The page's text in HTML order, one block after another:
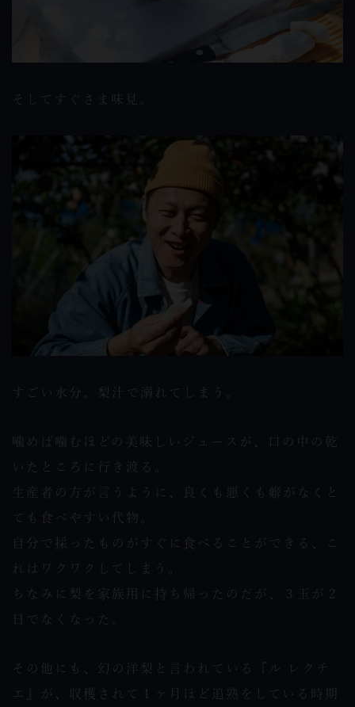
そしてすぐさま味見。
すごい水分。梨汁で溺れてしまう。
噛めば噛むほどの美味しいジュースが、口の中の乾
いたところに行き渡る。
生産者の方が言うように、良くも悪くも癖がなくと
ても食べやすい代物。
自分で採ったものがすぐに食べることができる、こ
れはワクワクしてしまう。
ちなみに梨を家族用に持ち帰ったのだが、３玉が２
日でなくなった。
その他にも、幻の洋梨と言われている『ル レクチ
エ』が、収穫されて１ヶ月ほど追熟をしている時期